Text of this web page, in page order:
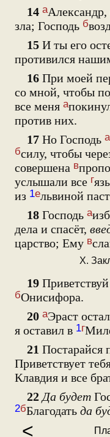
14 а
зла; Господь б
15 И ты его
противился
16 При моей
со мной, чтобы
все меня а
против них.
17 Но Господь а
бсилу, чтобы
совершена в
услышали все г
из 1ельвиной
18 Господь а
дела и спасёт,
царство; Ему в
X.
19
бОнисифора.
20 аЭраст
я оставил в 1г
21 Постарайся
Приветствует
Клавдия и все
22 Да будет
2бБлагодать да
<